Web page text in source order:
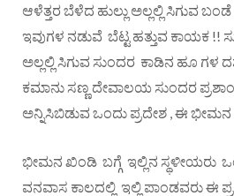
ಆಳೆತ್ತರ ಬೆಳೆದ ಹುಲ್ಲು ಅಲ್ಲಲ್ಲಿ ಸಿಗುವ ಬಂಡೆ
ಇವುಗಳ ನಡುವೆ ಬೆಟ್ಟ ಹತ್ತುವ ಕಾಯಕ !!
ಅಲ್ಲಲ್ಲಿ ಸಿಗುವ ಸುಂದರ ಕಾಡಿನ ಹೂ ಗಳ
ಕಮಾನು ಸಣ್ಣ ದೇವಾಲಯ ಸುಂದರ
ಅನ್ನಿಸಿಬಿಡುವ ಒಂದು ಪ್ರದೇಶ , ಈ ಭೀಮನ
ಭೀಮನ ಖಿಂಡಿ ಬಗ್ಗೆ ಇಲ್ಲಿನ ಸ್ಥಳೀಯರು
ವನವಾಸ ಕಾಲದಲ್ಲಿ ಇಲ್ಲಿ ಪಾಂಡವರು ಈ